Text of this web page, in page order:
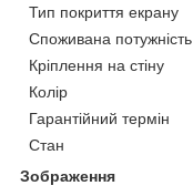
Тип покриття екрану
Споживана потужність
Кріплення на стіну
Колір
Гарантійний термін
Стан
Зображення